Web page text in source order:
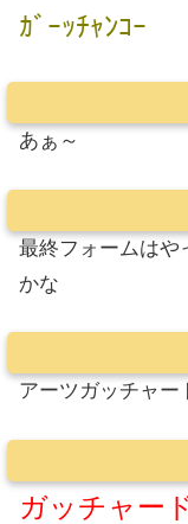
ｶﾞｰｯﾁｬﾝｺｰ
あぁ～
最終フォームはや
かな
アーツガッチャー
ガッチャー